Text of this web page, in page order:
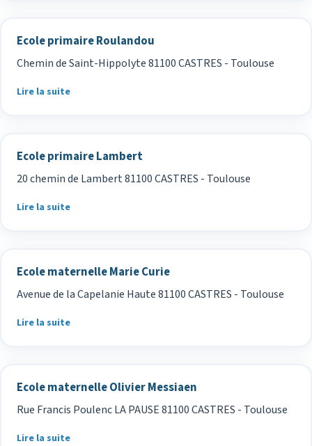
Ecole primaire Roulandou
Chemin de Saint-Hippolyte 81100 CASTRES - Toulouse
Lire la suite
Ecole primaire Lambert
20 chemin de Lambert 81100 CASTRES - Toulouse
Lire la suite
Ecole maternelle Marie Curie
Avenue de la Capelanie Haute 81100 CASTRES - Toulouse
Lire la suite
Ecole maternelle Olivier Messiaen
Rue Francis Poulenc LA PAUSE 81100 CASTRES - Toulouse
Lire la suite